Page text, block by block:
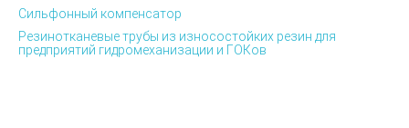
Сильфонный компенсатор
Резинотканевые трубы из износостойких резин для
предприятий гидромеханизации и ГОКов